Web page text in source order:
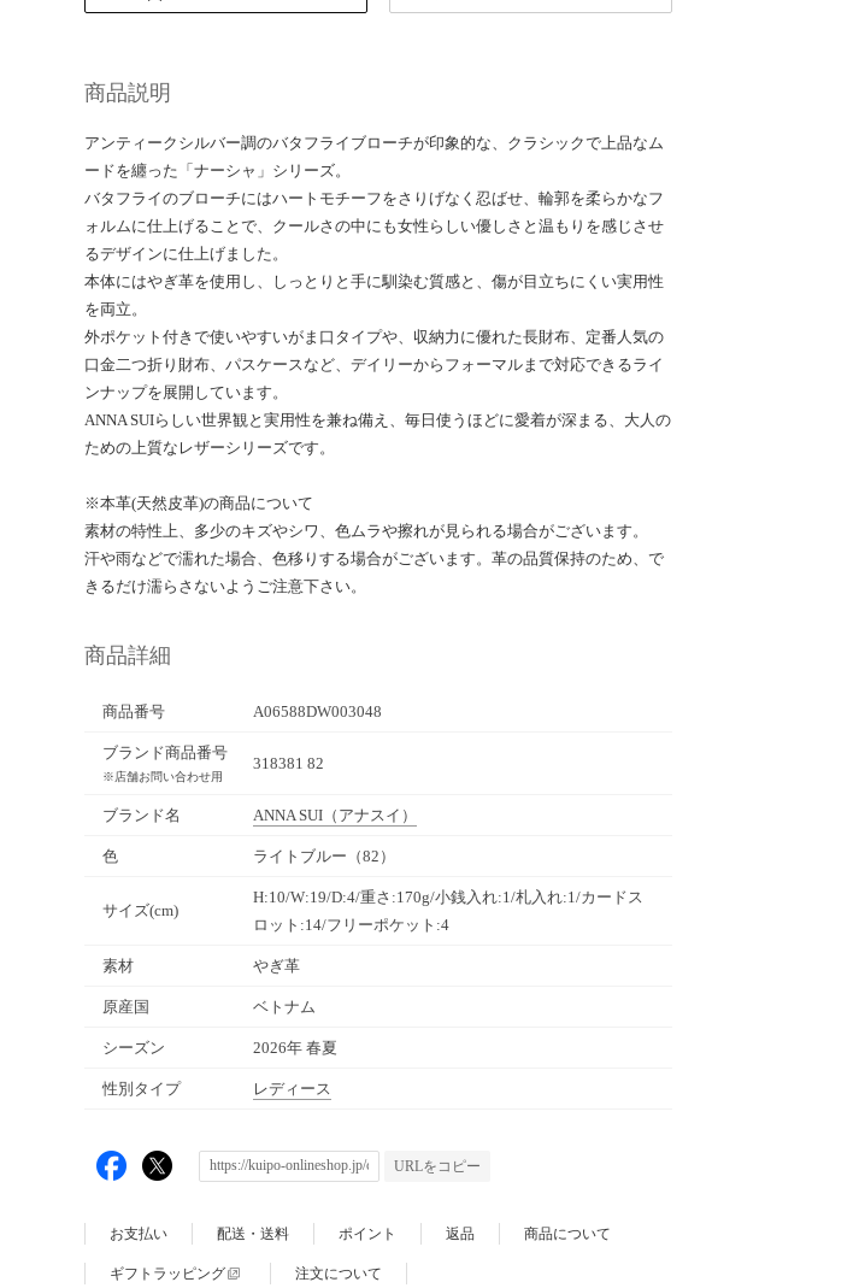
商品説明
アンティークシルバー調のバタフライブローチが印象的な、クラシックで上品なム
ードを纏った「ナーシャ」シリーズ。
バタフライのブローチにはハートモチーフをさりげなく忍ばせ、輪郭を柔らかなフ
ォルムに仕上げることで、クールさの中にも女性らしい優しさと温もりを感じさせ
るデザインに仕上げました。
本体にはやぎ革を使用し、しっとりと手に馴染む質感と、傷が目立ちにくい実用性
を両立。
外ポケット付きで使いやすいがま口タイプや、収納力に優れた長財布、定番人気の
口金二つ折り財布、パスケースなど、デイリーからフォーマルまで対応できるライ
ンナップを展開しています。
ANNA SUIらしい世界観と実用性を兼ね備え、毎日使うほどに愛着が深まる、大人の
ための上質なレザーシリーズです。
※本革(天然皮革)の商品について
素材の特性上、多少のキズやシワ、色ムラや擦れが見られる場合がございます。
汗や雨などで濡れた場合、色移りする場合がございます。革の品質保持のため、で
きるだけ濡らさないようご注意下さい。
商品詳細
商品番号 A06588DW003048
ブランド商品番号
※店舗お問い合わせ用
318381 82
ブランド名 ANNA SUI （アナスイ）
色 ライトブルー（82）
サイズ(cm)
H:10/W:19/D:4/重さ:170g/小銭入れ:1/札入れ:1/カードス
ロット:14/フリーポケット:4
素材 やぎ革
原産国 ベトナム
シーズン 2026年 春夏
性別タイプ レディース
URLをコピー
お支払い 配送・送料 ポイント 返品 商品について
ギフトラッピング 注文について